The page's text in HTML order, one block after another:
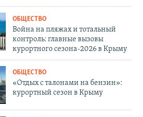
ОБЩЕСТВО
Война на пляжах и тотальный
контроль: главные вызовы
курортного сезона-2026 в Крыму
ОБЩЕСТВО
«Отдых с талонами на бензин»:
курортный сезон в Крыму